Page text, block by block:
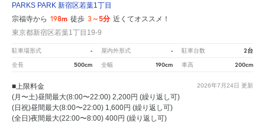
PARKS PARK 新宿区若葉1丁目
宗福寺から 198m 徒歩 3～5分 近くてオススメ！
東京都新宿区若葉1丁目19-9
駐車場形式 - 屋内外形式 - 駐車台数 2台
全長 500cm 全幅 190cm 車高 200cm
2026年7月24日 更新
■上限料金
(月〜土)昼間最大(8:00〜22:00) 2,200円 (繰り返し可)
(日祝)昼間最大(8:00〜22:00) 1,600円 (繰り返し可)
(全日)夜間最大(22:00〜8:00) 400円 (繰り返し可)